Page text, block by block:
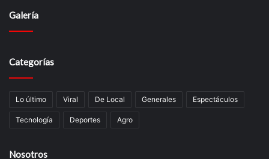
Galería
Categorías
Lo último Viral De Local Generales Espectáculos
Tecnologí­a Deportes Agro
Nosotros